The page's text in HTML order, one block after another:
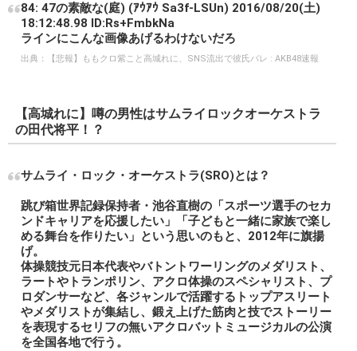
84: 47の素敵な(庭) (ｱｳｱｳ Sa3f-LSUn) 2016/08/20(土)
18:12:48.98 ID:Rs+FmbkNa
ラインにこんな画像あげるわけないだろ
出典： 【悲報】ももクロ紫こと高城れに、SNS流出で彼氏バレ : AKB48速報
【高城れに】噂の男性はサムライロックオーケストラ
の田代将平！？
サムライ・ロック・オーケストラ(SRO)とは？
跳び箱世界記録保持者・池谷直樹の「スポーツ選手のセカ
ンドキャリアを応援したい」「子どもと一緒に家族で楽し
める舞台を作りたい」という思いのもと、2012年に旗揚
げ。
体操競技元日本代表やバトントワーリングのメダリスト、
ラートやトランポリン、アクロ体操のスペシャリスト、プ
ロダンサーなど、各ジャンルで活躍するトップアスリート
やメダリストが集結し、鍛え上げた筋肉と技でストーリー
を表現するセリフの無いアクロバットミュージカルの公演
を全国各地で行う。